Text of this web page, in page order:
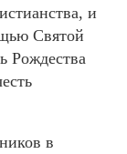
и
Святой
Рождества
в